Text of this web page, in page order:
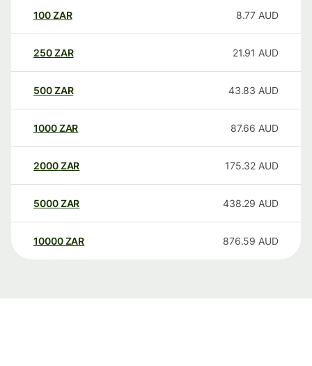
100ZAR 8.77 AUD
250ZAR 21.91 AUD
500ZAR 43.83 AUD
1000ZAR 87.66 AUD
2000ZAR 175.32 AUD
5000ZAR 438.29 AUD
10000 ZAR 876.59 AUD